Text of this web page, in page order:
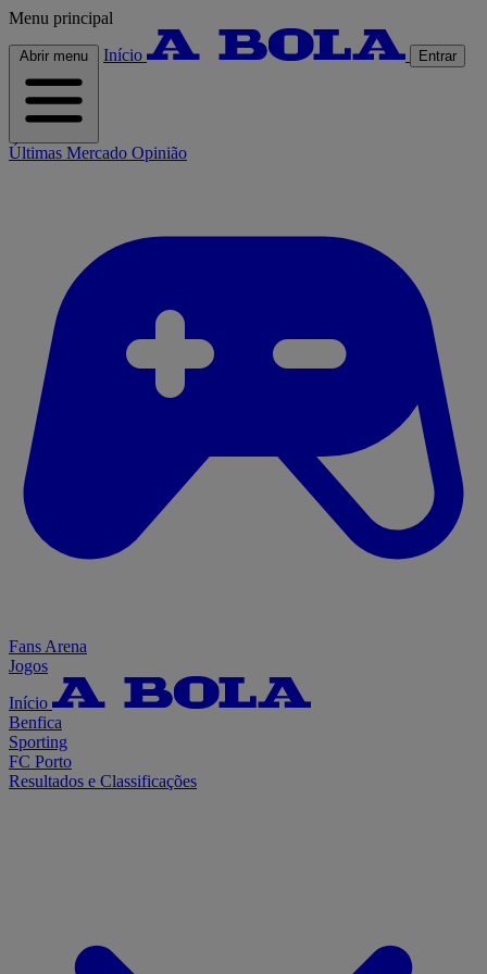
Menu principal
Abrir menu Início Entrar
Últimas Mercado Opinião
Fans Arena
Jogos
Início
Benfica
Sporting
FC Porto
Resultados e Classificações